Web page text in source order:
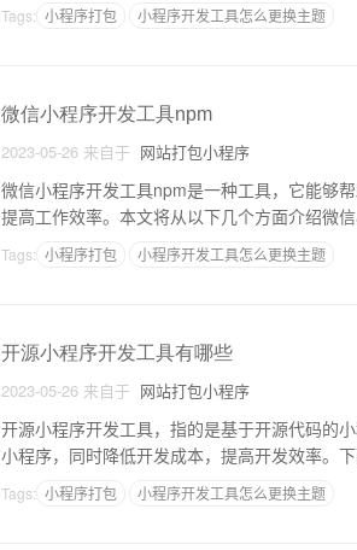
Tags: 小程序打包 小程序开发工具怎么更换主题
微信小程序开发工具npm
2023-05-26 来自于 网站打包小程序
微信小程序开发工具npm是一种工具，它能够
提高工作效率。本文将从以下几个方面介绍微
m是Node.js的包管理器，它是开源的，可用于管
Tags: 小程序打包 小程序开发工具怎么更换主题
开源小程序开发工具有哪些
2023-05-26 来自于 网站打包小程序
开源小程序开发工具，指的是基于开源代码的
小程序，同时降低开发成本，提高开发效率。
是Dcloud公司开源的一款基于 Vue.js
Tags: 小程序打包 小程序开发工具怎么更换主题